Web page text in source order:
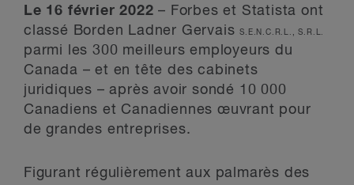
Le 16 février 2022 – Forbes et Statista ont
classé Borden Ladner GervaisS.E.N.C.R.L., S.R.L.
parmi les 300 meilleurs employeurs du
Canada – et en tête des cabinets
juridiques – après avoir sondé 10 000
Canadiens et Canadiennes œuvrant pour
de grandes entreprises.
Figurant régulièrement aux palmarès des